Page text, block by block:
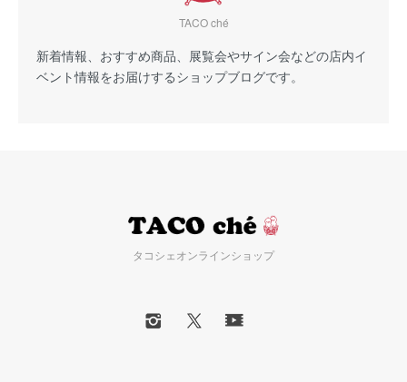
TACO ché
新着情報、おすすめ商品、展覧会やサイン会などの店内イ
ベント情報をお届けするショップブログです。
タコシェオンラインショップ